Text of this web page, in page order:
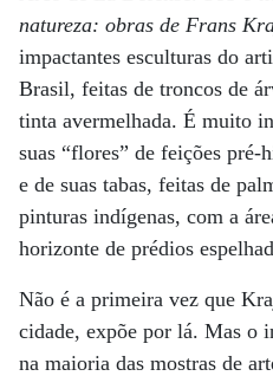
natureza: obras de Frans
impactantes esculturas do
Brasil, feitas de troncos de
tinta avermelhada. É muito
suas “flores” de feições pré-
e de suas tabas, feitas de
pinturas indígenas, com a
horizonte de prédios
Não é a primeira vez que
cidade, expõe por lá. Mas o
na maioria das mostras de